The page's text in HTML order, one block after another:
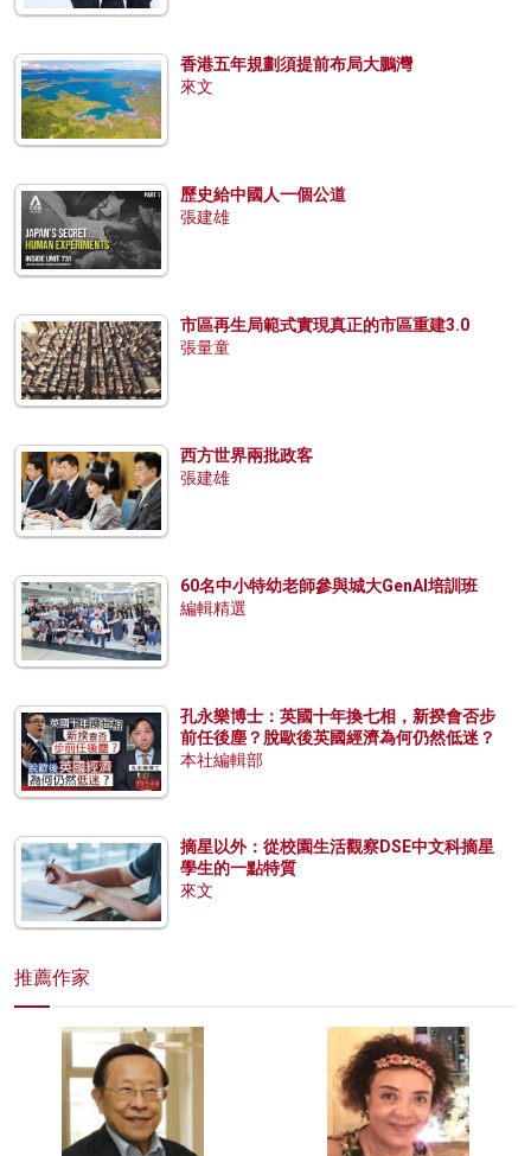
香港五年規劃須提前布局大鵬灣
來文
歷史給中國人一個公道
張建雄
市區再生局範式實現真正的市區重建3.0
張量童
西方世界兩批政客
張建雄
60名中小特幼老師參與城大GenAI培訓班
編輯精選
孔永樂博士：英國十年換七相，新揆會否步
前任後塵？脫歐後英國經濟為何仍然低迷？
本社編輯部
摘星以外：從校園生活觀察DSE中文科摘星
學生的一點特質
來文
推薦作家